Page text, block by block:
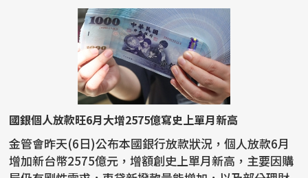
國銀個人放款旺6月大增2575億寫史上單月新高
金管會昨天(6日)公布本國銀行放款狀況，個人放款6月
增加新台幣2575億元，增額創史上單月新高，主要因購